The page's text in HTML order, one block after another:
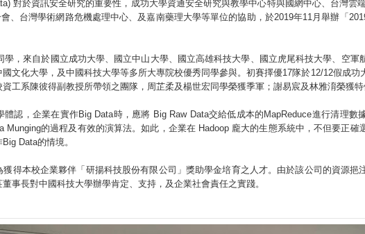
對於資訊安全研究的重要性，成功大學資通安全研究與教學中心特與國網中心、台灣雲
、台灣學術網路危機處理中心、及嘉南藥理大學等單位的協助，於2019年11月舉辦「
學，來自於國立成功大學、國立中山大學、國立高雄科技大學、國立虎尾科技大學、空軍
文化大學，及中國科技大學等多所大專院校優秀同學參與。初賽擇優17隊於12/12假成功
工系陳彼得副教授所帶領之團隊，周芷柔及楊世宏同學榮獲季軍；謝易宸及林雅淯榮獲特
體認，企業在實作Big Data時，應將 Big Raw Data交給低成本的MapReduce進行清理數
Munging的過程及有效的演算法。如此，企業在 Hadoop 龐大的生態系統中，不但要正確
Data的情境。
獲得本校企業夥伴「研揚科技股份有限公司」獎助學金培育之人才。由於該公司的資源挹
事長對中國科技大學辦學肯定、支持，及企業社會責任之實踐。